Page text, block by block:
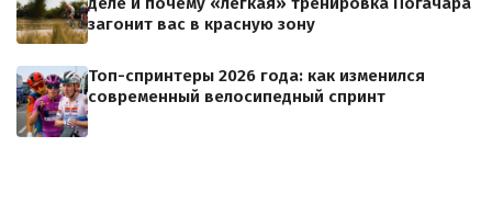
загонит вас в красную зону
Топ-спринтеры 2026 года: как изменился
современный велосипедный спринт